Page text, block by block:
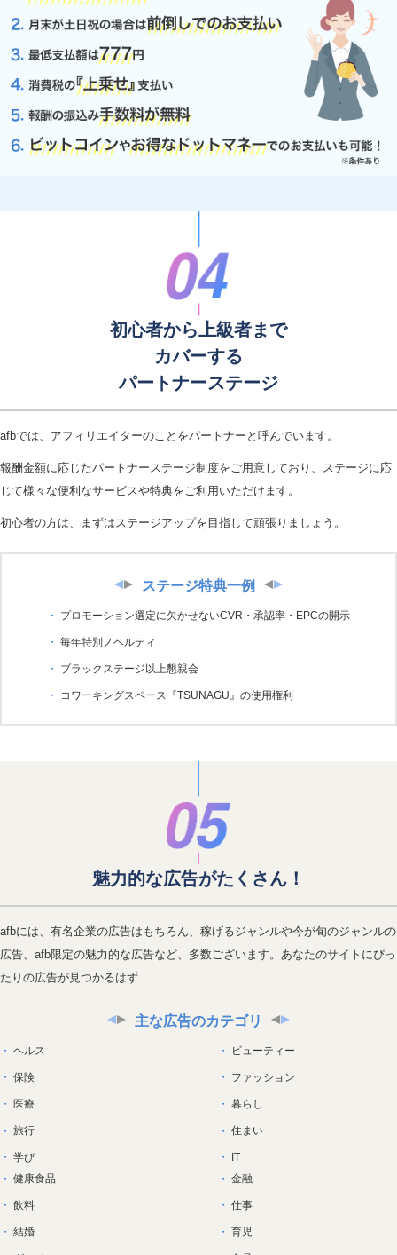
初心者から上級者まで
カバーする
パートナーステージ
afbでは、アフィリエイターのことをパートナーと呼んでいます。
報酬金額に応じたパートナーステージ制度をご用意しており、ステージに応
じて様々な便利なサービスや特典をご利用いただけます。
初心者の方は、まずはステージアップを目指して頑張りましょう。
ステージ特典一例
プロモーション選定に欠かせないCVR・承認率・EPCの開示
毎年特別ノベルティ
ブラックステージ以上懇親会
コワーキングスペース『TSUNAGU』の使用権利
魅力的な広告がたくさん！
afbには、有名企業の広告はもちろん、稼げるジャンルや今が旬のジャンルの
広告、afb限定の魅力的な広告など、多数ございます。あなたのサイトにぴっ
たりの広告が見つかるはず
主な広告のカテゴリ
ヘルス
保険
医療
旅行
学び
ビューティー
ファッション
暮らし
住まい
IT
健康食品
飲料
結婚
金融
仕事
育児